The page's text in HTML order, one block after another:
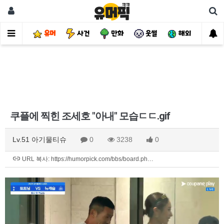
유머 사건 만화 웃썰 해외 핫
쿠플에 찍힌 조세호 "아내" 모습ㄷㄷ.gif
Lv.51 아기물티슈 0 3238 0
URL 복사: https://humorpick.com/bbs/board.ph…